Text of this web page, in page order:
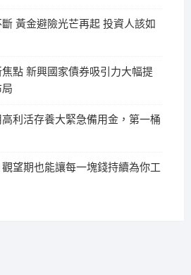
黃金避險光芒再起 投資人該如
點 新興國家債券吸引力大幅提
利活存養大緊急備用金，第一桶
望期也能讓每一塊錢持續為你工